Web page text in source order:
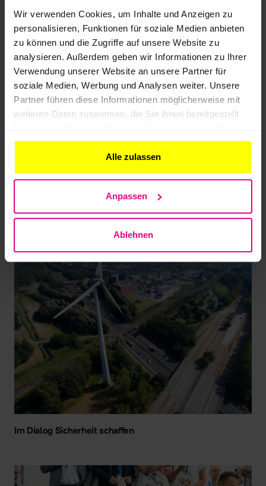
Wir verwenden Cookies, um Inhalte und Anzeigen zu
personalisieren, Funktionen für soziale Medien anbieten
zu können und die Zugriffe auf unsere Website zu
analysieren. Außerdem geben wir Informationen zu Ihrer
Verwendung unserer Website an unsere Partner für
soziale Medien, Werbung und Analysen weiter. Unsere
Partner führen diese Informationen möglicherweise mit
weiteren Daten zusammen, die Sie ihnen bereitgestellt
gesammelt haben.
Alle zulassen
Anpassen
Ablehnen
Im Dialog Sicherheit schaffen